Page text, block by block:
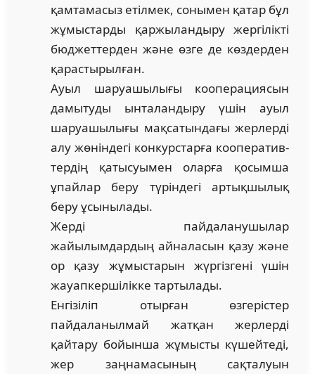
қамтамасыз етілмек, сонымен қатар бұл
жұмыстарды қаржыландыру жергі­лікті
бюджеттерден және өзге де көздерден
қарастырылған.
Ауыл шаруашылығы кооперациясын
дамытуды ынталандыру үшін ауыл
шаруашылығы мақсатындағы жерлерді
алу жөніндегі конкурстарға коопера­тив­
тердің қатысуымен оларға қосымша
ұпайлар беру түріндегі артықшылық
беру ұсынылады.
Жерді пайдаланушылар
жайылымдардың айналасын қазу және
ор қазу жұмыстарын жүргізгені үшін
жауапкершілікке тартылады.
Енгізіліп отырған өзгерістер
пайдаланылмай жатқан жерлерді
қайтару бойынша жұмысты күшейтеді,
жер заңнамасының сақталуын